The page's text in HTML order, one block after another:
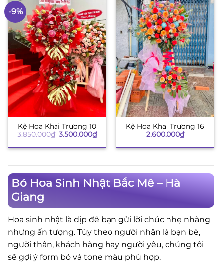
-9%
Kệ Hoa Khai Trương 10
3.850.000₫ Giá
là:
3.500.000₫Giá
hiện
tại
Kệ Hoa Khai Trương 16
2.600.000₫
Bó Hoa Sinh Nhật Bắc Mê – Hà
Giang
Hoa sinh nhật là dịp để bạn gửi lời chúc nhẹ nhàng
nhưng ấn tượng. Tùy theo người nhận là bạn bè,
người thân, khách hàng hay người yêu, chúng tôi
sẽ gợi ý form bó và tone màu phù hợp.